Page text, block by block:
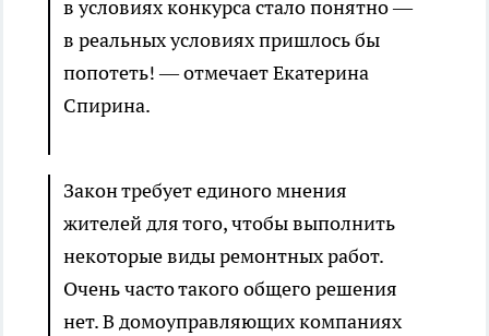
в условиях конкурса стало понятно —
в реальных условиях пришлось бы
попотеть! — отмечает Екатерина
Спирина.
Закон требует единого мнения
жителей для того, чтобы выполнить
некоторые виды ремонтных работ.
Очень часто такого общего решения
нет. В домоуправляющих компаниях